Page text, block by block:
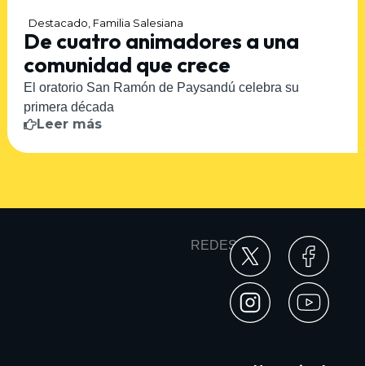
Destacado, Familia Salesiana
De cuatro animadores a una
comunidad que crece
El oratorio San Ramón de Paysandú celebra su
primera década
Leer más
REDES